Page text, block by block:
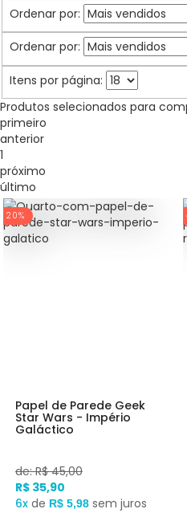
Ordenar por:
Ordenar por:
Itens por página:
Produtos selecionados para
primeiro
anterior
1
próximo
último
20%
Papel de Parede Geek
Star Wars - Império
Galáctico
de: R$ 45,00
R$ 35,90
6x de R$ 5,98 sem juros